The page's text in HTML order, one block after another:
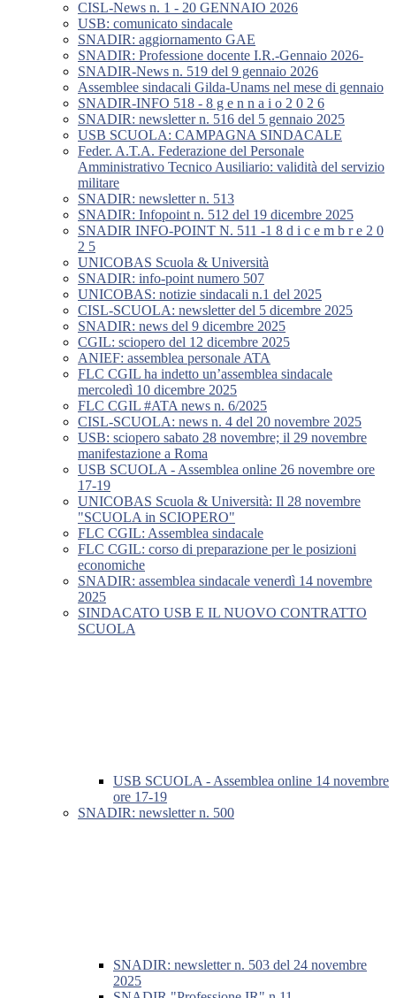
CISL-News n. 1 - 20 GENNAIO 2026
USB: comunicato sindacale
SNADIR: aggiornamento GAE
SNADIR: Professione docente I.R.-Gennaio 2026-
SNADIR-News n. 519 del 9 gennaio 2026
Assemblee sindacali Gilda-Unams nel mese di gennaio
SNADIR-INFO 518 - 8 g e n n a i o 2 0 2 6
SNADIR: newsletter n. 516 del 5 gennaio 2025
USB SCUOLA: CAMPAGNA SINDACALE
Feder. A.T.A. Federazione del Personale
Amministrativo Tecnico Ausiliario: validità del servizio
militare
SNADIR: newsletter n. 513
SNADIR: Infopoint n. 512 del 19 dicembre 2025
SNADIR INFO-POINT N. 511 -1 8 d i c e m b r e 2 0
2 5
UNICOBAS Scuola & Università
SNADIR: info-point numero 507
UNICOBAS: notizie sindacali n.1 del 2025
CISL-SCUOLA: newsletter del 5 dicembre 2025
SNADIR: news del 9 dicembre 2025
CGIL: sciopero del 12 dicembre 2025
ANIEF: assemblea personale ATA
FLC CGIL ha indetto un’assemblea sindacale
mercoledì 10 dicembre 2025
FLC CGIL #ATA news n. 6/2025
CISL-SCUOLA: news n. 4 del 20 novembre 2025
USB: sciopero sabato 28 novembre; il 29 novembre
manifestazione a Roma
USB SCUOLA - Assemblea online 26 novembre ore
17-19
UNICOBAS Scuola & Università: Il 28 novembre
"SCUOLA in SCIOPERO"
FLC CGIL: Assemblea sindacale
FLC CGIL: corso di preparazione per le posizioni
economiche
SNADIR: assemblea sindacale venerdì 14 novembre
2025
SINDACATO USB E IL NUOVO CONTRATTO
SCUOLA
USB SCUOLA - Assemblea online 14 novembre
ore 17-19
SNADIR: newsletter n. 500
SNADIR: newsletter n. 503 del 24 novembre
2025